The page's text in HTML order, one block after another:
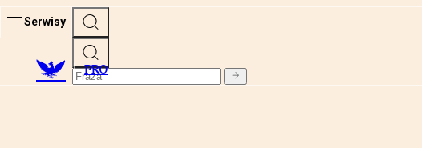
Serwisy
PRO